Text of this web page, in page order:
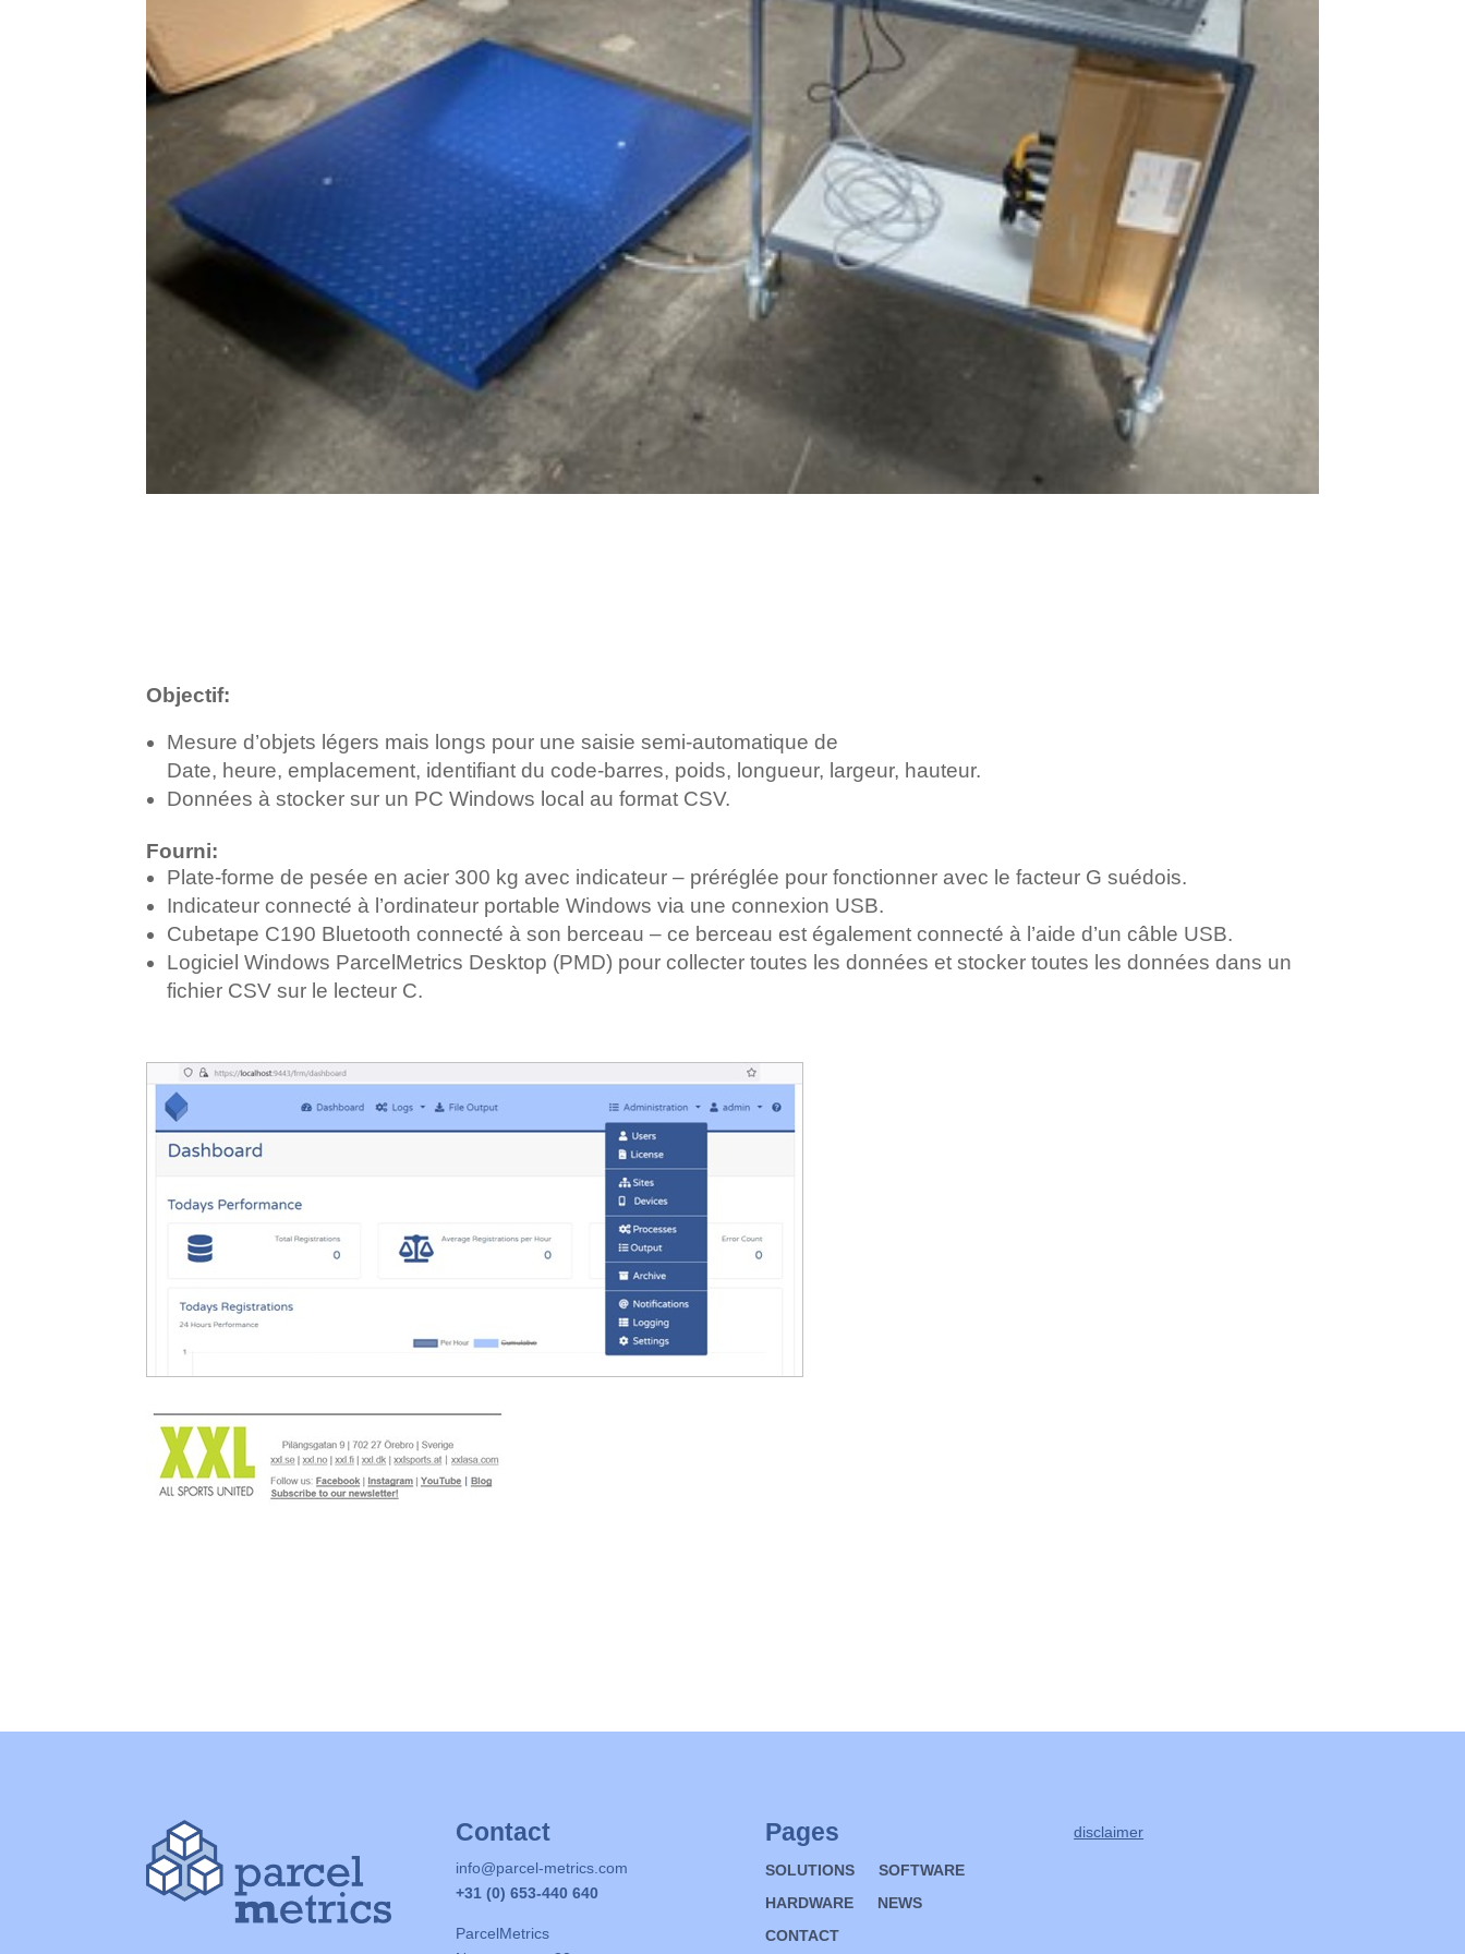
Objectif:
Mesure d’objets légers mais longs pour une saisie semi-automatique de
Date, heure, emplacement, identifiant du code-barres, poids, longueur, largeur, hauteur.
Données à stocker sur un PC Windows local au format CSV.
Fourni:
Plate-forme de pesée en acier 300 kg avec indicateur – préréglée pour fonctionner avec le facteur G suédois.
Indicateur connecté à l’ordinateur portable Windows via une connexion USB.
Cubetape C190 Bluetooth connecté à son berceau – ce berceau est également connecté à l’aide d’un câble USB.
Logiciel Windows ParcelMetrics Desktop (PMD) pour collecter toutes les données et stocker toutes les données dans un
fichier CSV sur le lecteur C.
Contact
info@parcel-metrics.com
+31 (0) 653-440 640
ParcelMetrics
Pages
SOLUTIONS
SOFTWARE
HARDWARE
NEWS
CONTACT
disclaimer